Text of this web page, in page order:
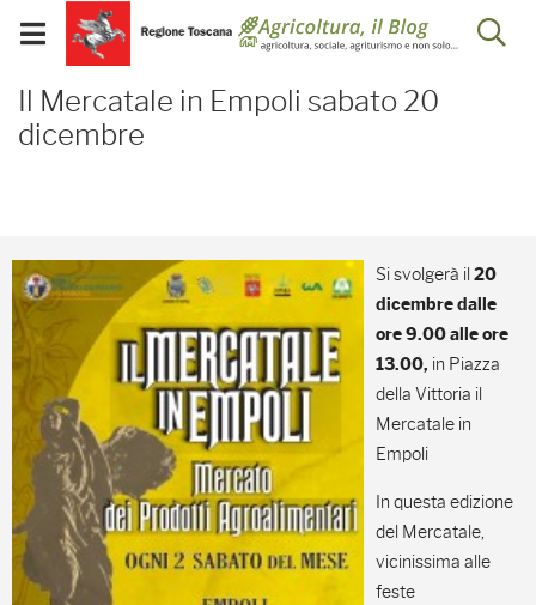
Skip to Main Content
Visualizza/chiudi
menu
mobile
Il Mercatale in Empoli
Il Mercatale in Empoli sabato 20
dicembre
Si svolgerà il 20
dicembre dalle
ore 9.00 alle ore
13.00, in Piazza
della Vittoria il
Mercatale in
Empoli
In questa edizione
del Mercatale,
vicinissima alle
feste